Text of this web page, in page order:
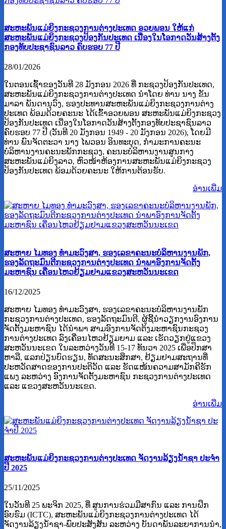
ສະຫະພັນແມ່ຍິງກະຊວງການຕ່າງປະເທດ ອວຍພອນ ໃຫ້ແກ່
ສະຫະພັນແມ່ຍິງກະຊວງປ້ອງກັນປະເທດ ເນື່ອງໃນໂອກາດວັນສ້າງຕັ້ງ
ກອງທັບປະຊາຊົນລາວ ຄົບຮອບ 77 ປີ
28/01/2026
ໃນຕອນເຊົ້າຂອງວັນທີ 28 ມັງກອນ 2026 ທີ່ ກະຊວງປ້ອງກັນປະເທດ,
ສະຫະພັນແມ່ຍິງກະຊວງການຕ່າງປະເທດ ນໍາໂດຍ ທ່ານ ນາງ ຂັນ
ມາລາ ພັນດານຸວົງ, ຮອງປະທານສະຫະພັນແມ່ຍິງກະຊວງການຕ່າງ
ປະເທດ ພ້ອມດ້ວຍຄະນະ ໄດ້ເຂົ້າອວຍພອນ ສະຫະພັນແມ່ຍິງກະຊວງ
ປ້ອງກັນປະເທດ ເນື່ອງໃນໂອກາດວັນສ້າງຕັ້ງກອງທັບປະຊາຊົນລາວ
ຄົບຮອບ 77 ປີ (ວັນທີ 20 ມັງກອນ 1949 - 20 ມັງກອນ 2026), ໂດຍມີ
ທ່ານ ພົນຈັດຕະວາ ນາງ ໄພວອນ ອິນທະບຸດ, ກຳມະການຄະນະ
ບໍລິຫານງານຄະນະພັກກະຊວງ, ຄະນະບໍລິຫານງານສູນກາງ
ສະຫະພັນແມ່ຍິງລາວ, ຫົວໜ້າຫ້ອງການສະຫະພັນແມ່ຍິງກະຊວງ
ປ້ອງກັນປະເທດ ພ້ອມດ້ວຍຄະນະ ໃຫ້ການຕ້ອນຮັບ.
ອ່ານ​ເພີ່ມ
ສະຫາຍ ໄມທອງ ທໍາມະວົງສາ, ຮອງເລຂາຄະນະບໍລິຫານງານພັກ,
ຮອງລັດຖະມົນຕີກະຊວງການຕ່າງປະເທດ ນໍາພາອົງການຈັດຕັ້ງ
ມະຫາຊົນ ເຄື່ອນໄຫວຢ້ຽມຢາມແຂວງສະຫວັນນະເຂດ
16/12/2025
ສະຫາຍ ໄມທອງ ທໍາມະວົງສາ, ຮອງເລຂາຄະນະບໍລິຫານງານພັກ
ກະຊວງການຕ່າງປະເທດ, ຮອງລັດຖະມົນຕີ, ຜູ້ຊີ້ນໍາວຽກງານອົງການ
ຈັດຕັ້ງມະຫາຊົນ ໄດ້ນໍາພາ ສາມອົງການຈັດຕ້ງມະຫາຊົນກະຊວງ
ການຕ່າງປະເທດ ລົງເຄື່ອນໄຫວຢ້ຽມຍາມ ແລະ ເຮັດວຽກຢູ່ແຂວງ
ສະຫວັນນະເຂດ ໃນລະຫວ່າງວັນທີ 15-17 ທັນວາ 2025 ເພື່ອປຶກສາ
ຫາລື, ແລກປ່ຽນບົດຮຽນ, ທັດສະນະສຶກສາ, ຢ້ຽມຢາມສະຖານທີ່
ປະຫວັດສາດຂອງການປະຕິວັດ ແລະ ຮັດແໜ້ນຄວາມສາມັກຄີຮັກ
ແພງ ລະຫວ່າງ ອົງການຈັດຕັ້ງມະຫາຊົນ ກະຊວງການຕ່າງປະເທດ
ແລະ ແຂວງສະຫວັນນະເຂດ.
ອ່ານ​ເພີ່ມ
ສະຫະພັນແມ່ຍິງກະຊວງການຕ່າງປະເທດ ຈັດງານລ້ຽງນໍ້າຊາ ປະຈໍາ
ປີ 2025
25/11/2025
ໃນວັນທີ 25 ພະຈິກ 2025, ທີ່ ສູນການຮ່ວມມືສາກົນ ແລະ ການຝຶກ
ອົບຮົມ (ICTC), ສະຫະພັນແມ່ຍິງກະຊວງການຕ່າງປະເທດ ໄດ້
ຈັດງານລ້ຽງນໍ້າຊາ-ພົບປະສັງສັນ ລະຫວ່າງ ບັນດາພັນລະຍາການນຳ,